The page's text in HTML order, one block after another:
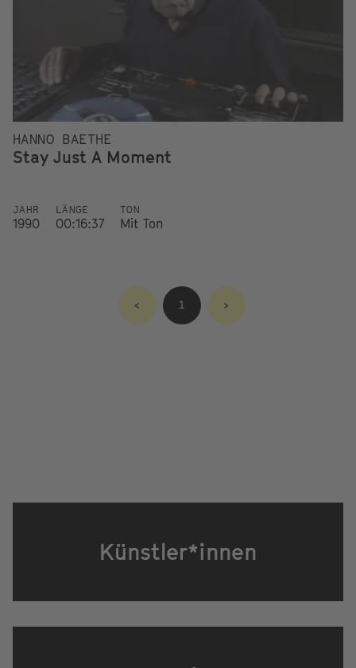
HANNO BAETHE
Stay Just A Moment
JAHR
1990
LÄNGE
00:16:37
TON
Mit Ton
< 1 >
Künstler*innen